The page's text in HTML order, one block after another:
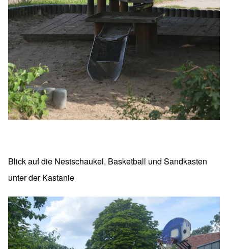
Blick auf die Nestschaukel, Basketball und Sandkasten
unter der Kastanie